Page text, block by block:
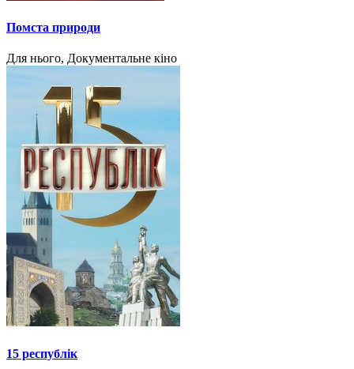
Помста природи
Для нього, Документальне кіно
15 республік